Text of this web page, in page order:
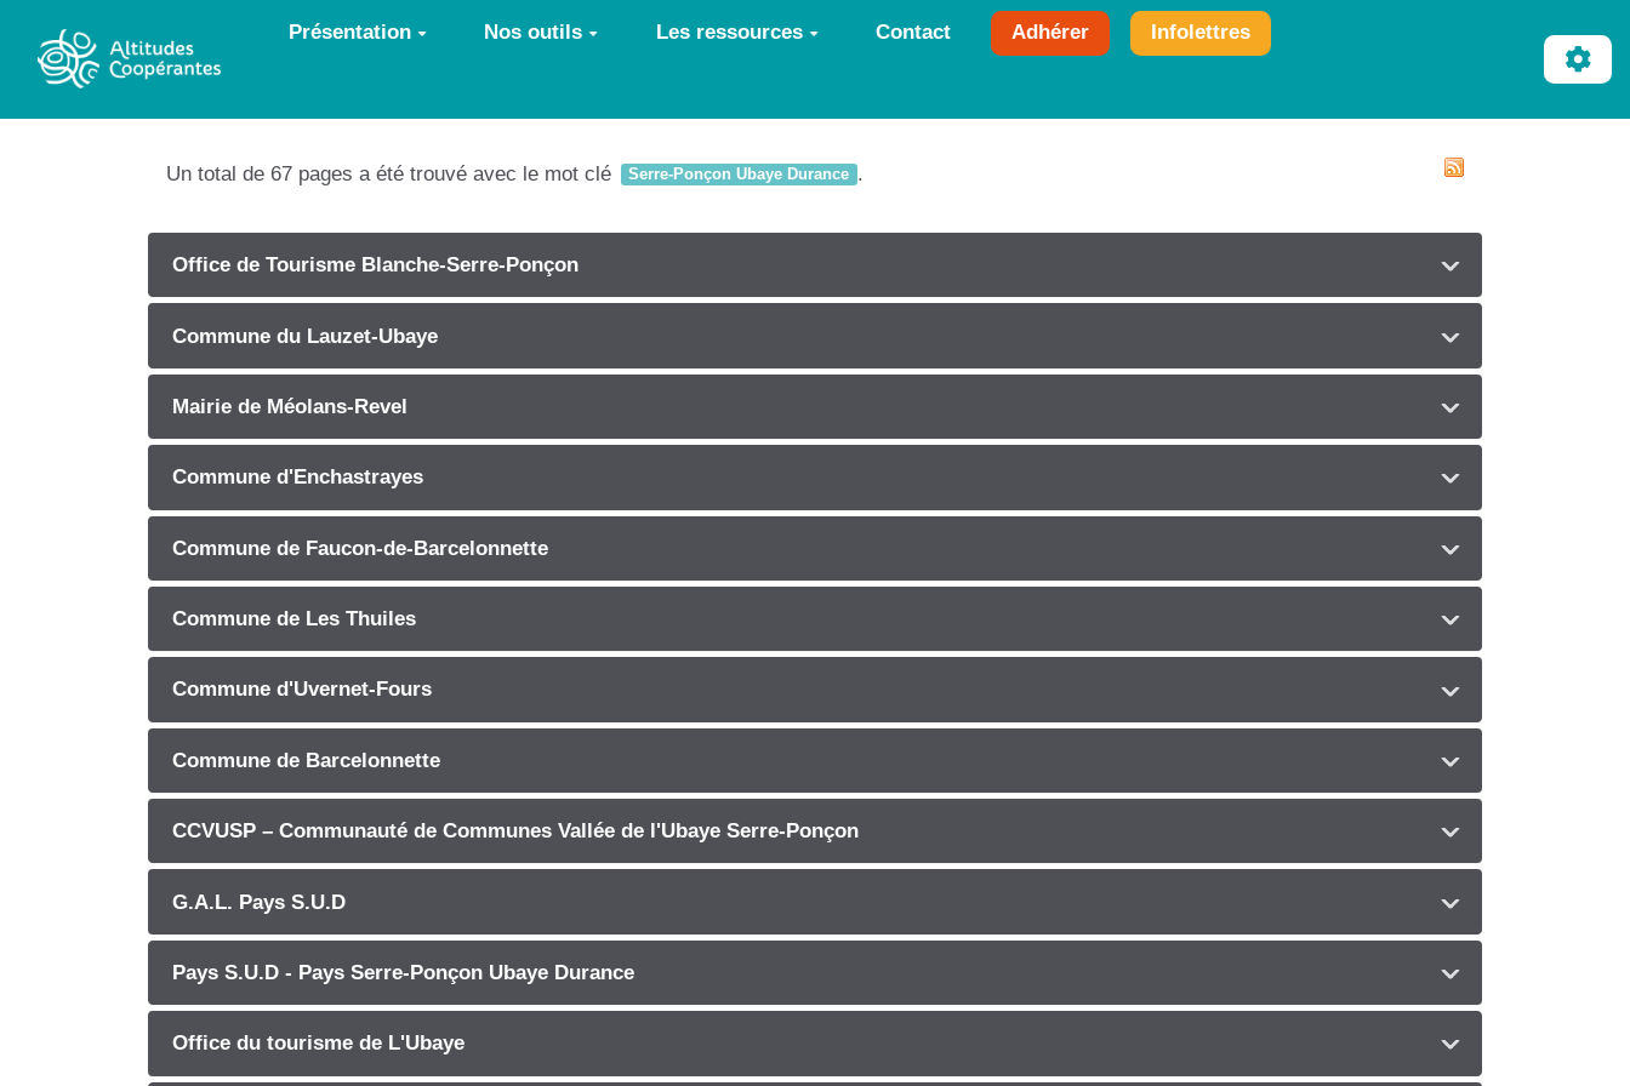
Aller au contenu principal Présentation Nos outils Les ressources Contact Adhérer Infolettres
Un total de 67 pages a été trouvé avec le mot clé Serre-Ponçon Ubaye Durance .
Office de Tourisme Blanche-Serre-Ponçon
Commune du Lauzet-Ubaye
Mairie de Méolans-Revel
Commune d'Enchastrayes
Commune de Faucon-de-Barcelonnette
Commune de Les Thuiles
Commune d'Uvernet-Fours
Commune de Barcelonnette
CCVUSP – Communauté de Communes Vallée de l'Ubaye Serre-Ponçon
G.A.L. Pays S.U.D
Pays S.U.D - Pays Serre-Ponçon Ubaye Durance
Office du tourisme de L'Ubaye